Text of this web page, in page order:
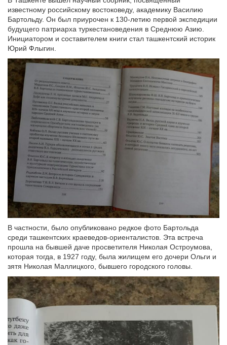
известному российскому востоковеду, академику Василию
Бартольду. Он был приурочен к 130-летию первой экспедиции
будущего патриарха туркестановедения в Среднюю Азию.
Инициатором и составителем книги стал ташкентский историк
Юрий Флыгин.
В частности, было опубликовано редкое фото Бартольда
среди ташкентских краеведов-ориенталистов. Эта встреча
прошла на бывшей даче просветителя Николая Остроумова,
которая тогда, в 1927 году, была жилищем его дочери Ольги и
зятя Николая Маллицкого, бывшего городского головы.